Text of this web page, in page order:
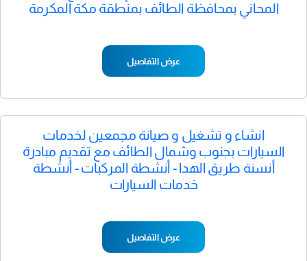
المحاني بمحافظة الطائف بمنطقة مكة المكرمة
عرض التفاصيل
انشاء و تشغيل و صيانة مجمعين لخدمات
السيارات بجنوب وشمال الطائف مع تقديم مبادرة
أنسنة طريق الهدا - أنشطة المركبات - أنشطة
خدمات السيارات
عرض التفاصيل